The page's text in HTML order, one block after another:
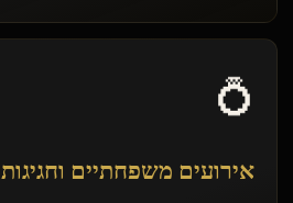
💍
אירועים משפחתיים וחגיגות